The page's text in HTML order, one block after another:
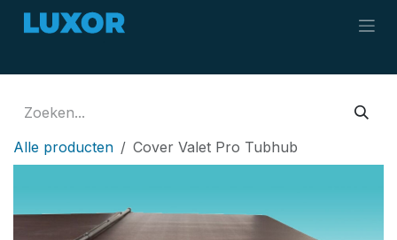
Overslaan naar inhoud
Alle producten Cover Valet Pro Tubhub